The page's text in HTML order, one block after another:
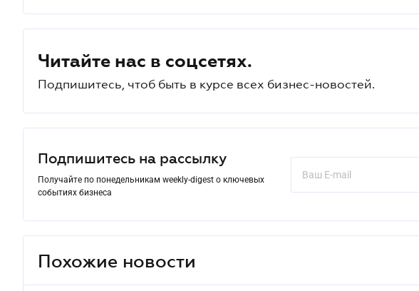
Читайте нас в соцсетях.
Подпишитесь, чтоб быть в курсе всех бизнес-новостей.
Подпишитесь на рассылку
Получайте по понедельникам weekly-digest о ключевых
событиях бизнеса
Похожие новости